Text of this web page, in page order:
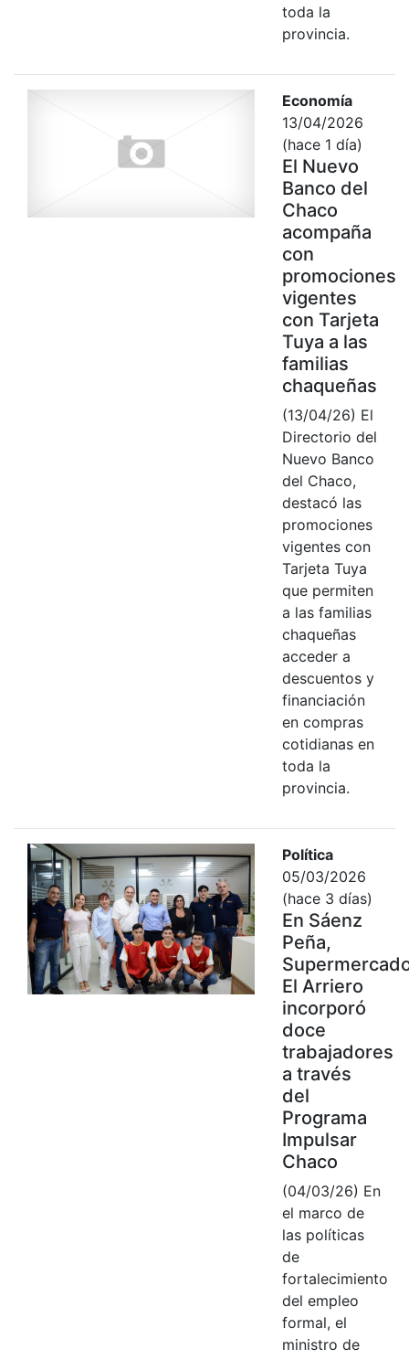
toda la
provincia.
Economía
13/04/2026
(hace 1 día)
El Nuevo
Banco del
Chaco
acompaña
con
promociones
vigentes
con Tarjeta
Tuya a las
familias
chaqueñas
(13/04/26) El
Directorio del
Nuevo Banco
del Chaco,
destacó las
promociones
vigentes con
Tarjeta Tuya
que permiten
a las familias
chaqueñas
acceder a
descuentos y
financiación
en compras
cotidianas en
toda la
provincia.
Política
05/03/2026
(hace 3 días)
En Sáenz
Peña,
El Arriero
incorporó
doce
trabajadores
a través
del
Programa
Impulsar
Chaco
(04/03/26) En
el marco de
las políticas
de
fortalecimiento
del empleo
formal, el
ministro de